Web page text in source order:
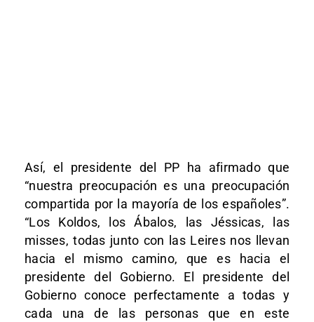
Así, el presidente del PP ha afirmado que
“nuestra preocupación es una preocupación
compartida por la mayoría de los españoles”.
“Los Koldos, los Ábalos, las Jéssicas, las
misses, todas junto con las Leires nos llevan
hacia el mismo camino, que es hacia el
presidente del Gobierno. El presidente del
Gobierno conoce perfectamente a todas y
cada una de las personas que en este